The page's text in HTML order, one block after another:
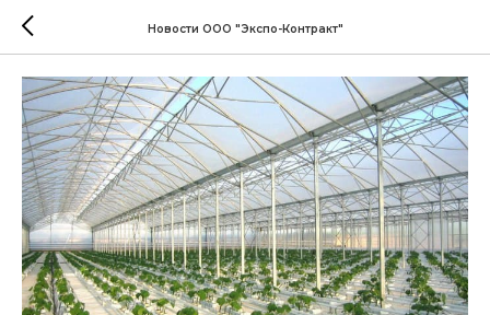
Новости ООО "Экспо-Контракт"